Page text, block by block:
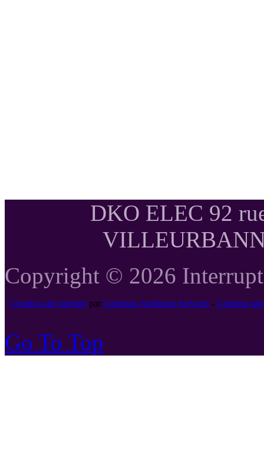
DKO ELEC 92
Copyright © 2026
Creation site internetpar Créations Solutions Services- Creation
Go To Top